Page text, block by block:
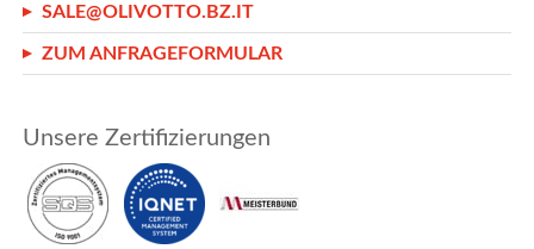
SALE@OLIVOTTO.BZ.IT
ZUM ANFRAGEFORMULAR
Unsere Zertifizierungen